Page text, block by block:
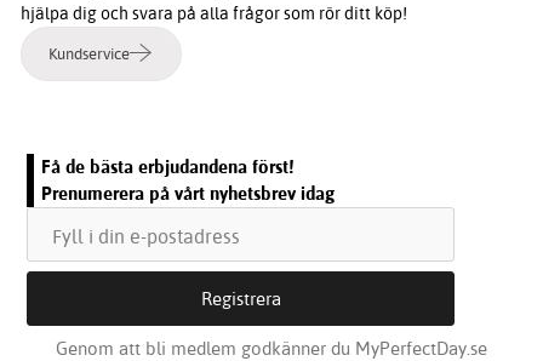
hjälpa dig och svara på alla frågor som rör ditt köp!
Kundservice
Få de bästa erbjudandena först!
Prenumerera på vårt nyhetsbrev idag
Genom att bli medlem godkänner du MyPerfectDay.se